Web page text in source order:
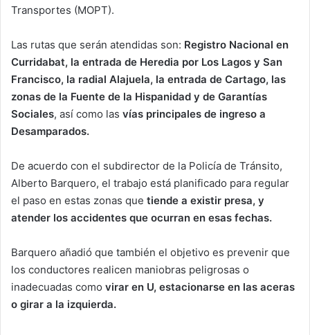
Transportes (MOPT).
Las rutas que serán atendidas son: Registro Nacional en
Curridabat, la entrada de Heredia por Los Lagos y San
Francisco, la radial Alajuela, la entrada de Cartago, las
zonas de la Fuente de la Hispanidad y de Garantías
Sociales, así como las vías principales de ingreso a
Desamparados.
De acuerdo con el subdirector de la Policía de Tránsito,
Alberto Barquero, el trabajo está planificado para regular
el paso en estas zonas que tiende a existir presa, y
atender los accidentes que ocurran en esas fechas.
Barquero añadió que también el objetivo es prevenir que
los conductores realicen maniobras peligrosas o
inadecuadas como virar en U, estacionarse en las aceras
o girar a la izquierda.